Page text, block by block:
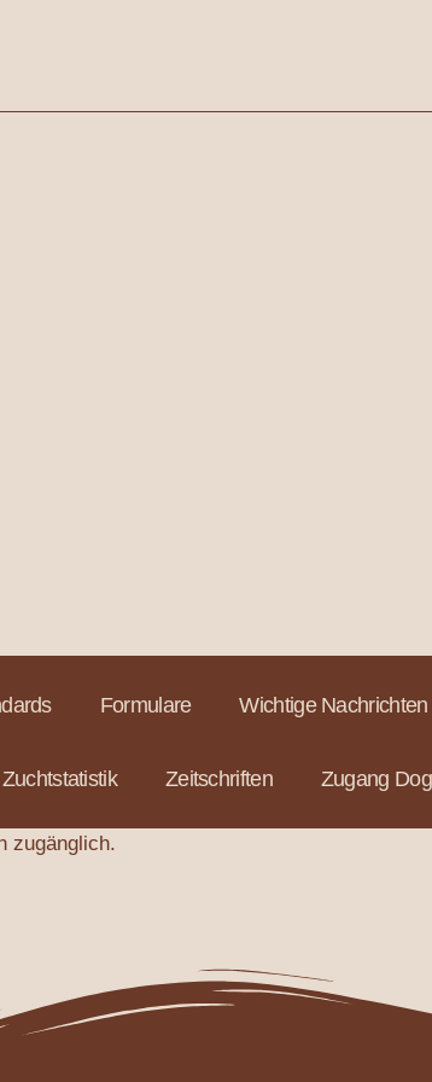
Formulare Wichtige Nachrichten
Zuchtstatistik Zeitschriften Zugang
zugänglich.